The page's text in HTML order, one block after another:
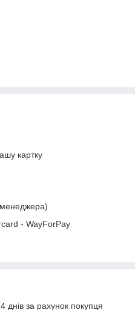
картку
- WayForPay
за рахунок покупця